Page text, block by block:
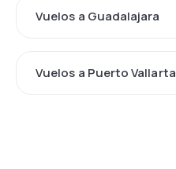
Vuelos a Guadalajara
Vuelos a Puerto Vallarta